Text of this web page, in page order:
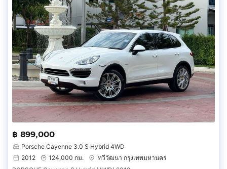
฿ 899,000
Porsche Cayenne 3.0 S Hybrid 4WD
2012
124,000 กม.
ทวีวัฒนา กรุงเทพมหานคร